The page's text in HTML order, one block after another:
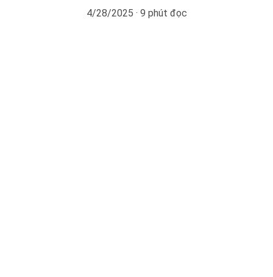
4/28/2025
9 phút đọc